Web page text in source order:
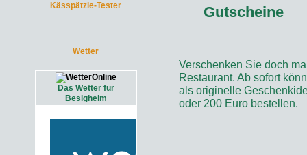
Kässpätzle-Tester
Wetter
Das Wetter für
Besigheim
Gutscheine
Verschenken Sie doch
Restaurant. Ab sofort
als originelle
oder 200 Euro bestellen.